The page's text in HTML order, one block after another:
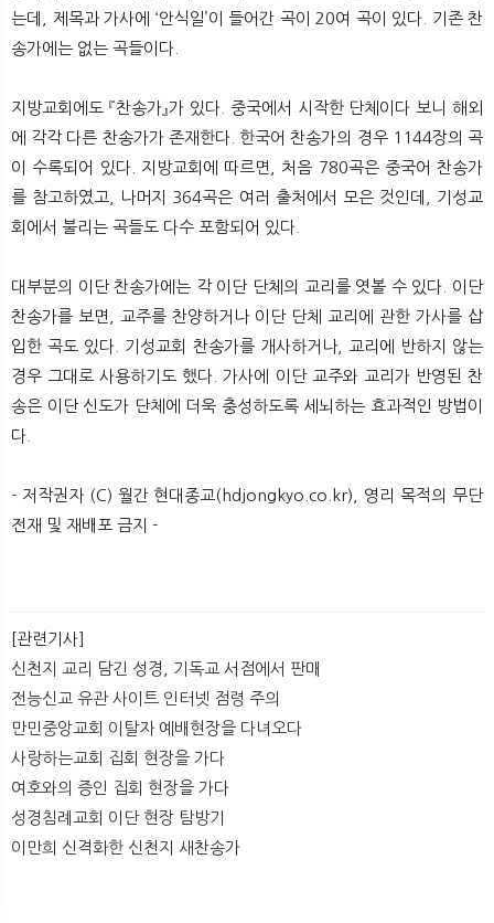
는데, 제목과 가사에 ‘안식일’이 들어간 곡이 20여 곡이 있다. 기존 찬
송가에는 없는 곡들이다.
지방교회에도 『찬송가』가 있다. 중국에서 시작한 단체이다 보니 해외
에 각각 다른 찬송가가 존재한다. 한국어 찬송가의 경우 1144장의 곡
이 수록되어 있다. 지방교회에 따르면, 처음 780곡은 중국어 찬송가
를 참고하였고, 나머지 364곡은 여러 출처에서 모은 것인데, 기성교
회에서 불리는 곡들도 다수 포함되어 있다.
대부분의 이단 찬송가에는 각 이단 단체의 교리를 엿볼 수 있다. 이단
찬송가를 보면, 교주를 찬양하거나 이단 단체 교리에 관한 가사를 삽
입한 곡도 있다. 기성교회 찬송가를 개사하거나, 교리에 반하지 않는
경우 그대로 사용하기도 했다. 가사에 이단 교주와 교리가 반영된 찬
송은 이단 신도가 단체에 더욱 충성하도록 세뇌하는 효과적인 방법이
다.
- 저작권자 (C) 월간 현대종교(hdjongkyo.co.kr), 영리 목적의 무단
전재 및 재배포 금지 -
[관련기사]
신천지 교리 담긴 성경, 기독교 서점에서 판매
전능신교 유관 사이트 인터넷 점령 주의
만민중앙교회 이탈자 예배현장을 다녀오다
사랑하는교회 집회 현장을 가다
여호와의 증인 집회 현장을 가다
성경침례교회 이단 현장 탐방기
이만희 신격화한 신천지 새찬송가